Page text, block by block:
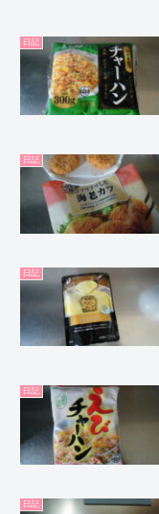
日記
日記
日記
日記
日記